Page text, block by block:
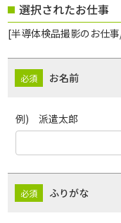
選択されたお仕事
[半導体検品撮影のお仕
お名前
例) 派遣太郎
ふりがな